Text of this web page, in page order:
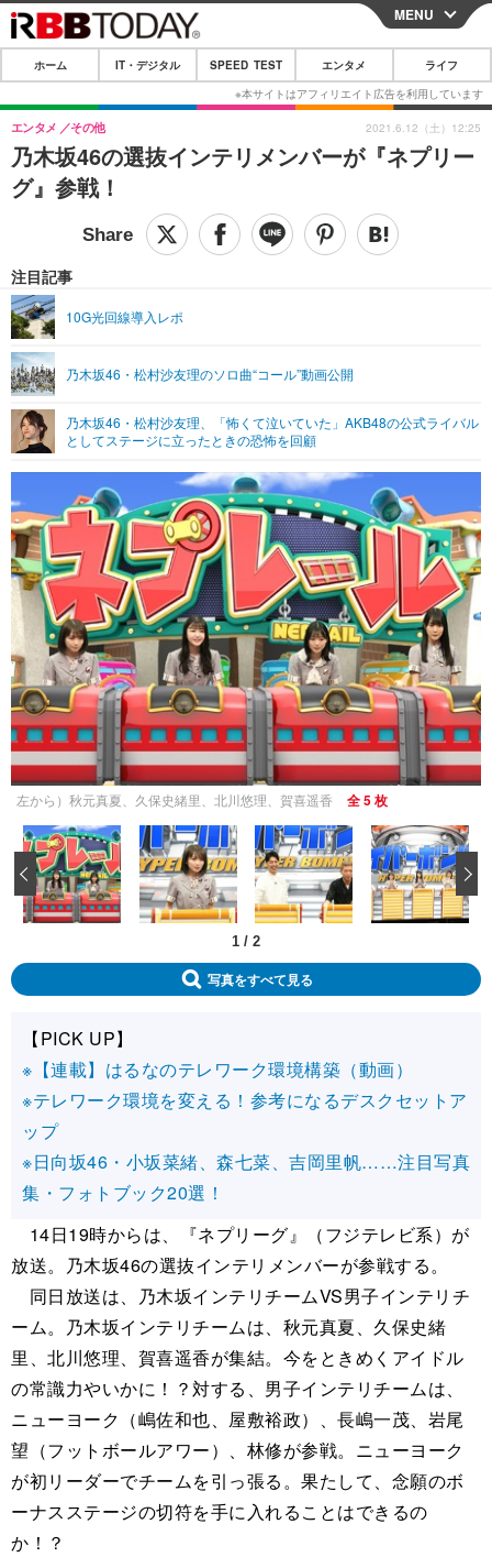
CLOSE
ホーム
IT・デジタル
IT・デジタルTOP スマートフォン
ショッピング その他
SPEED TEST
エンタメTOP 映画・ドラマ
グラビア ブログ
ショッピング その他
ライフTOP
リリース一覧
プッシュ通知の停止方法
MENU
ホーム IT・デジタル SPEED TEST エンタメ ライフ
乃木坂46の選抜インテリメンバーが『ネプリー
グ』参戦！
エンタメ その他
注目記事
10G光回線導入レポ
乃木坂46・松村沙友理のソロ曲“コール”動画公開
乃木坂46・松村沙友理、「怖くて泣いていた」AKB48の公式ライバル
としてステージに立ったときの恐怖を回顧
2021.6.12（土）12:25
左から）秋元真夏、久保史緒里、北川悠理、賀喜遥香 全 5 枚
1 / 2
‹
写真をすべて見る
【PICK UP】
※【連載】はるなのテレワーク環境構築（動画）
※テレワーク環境を変える！参考になるデスクセットア
ップ
※日向坂46・小坂菜緒、森七菜、吉岡里帆……注目写真
集・フォトブック20選！
14日19時からは、『ネプリーグ』（フジテレビ系）が
放送。乃木坂46の選抜インテリメンバーが参戦する。
同日放送は、乃木坂インテリチームVS男子インテリチ
ーム。乃木坂インテリチームは、秋元真夏、久保史緒
里、北川悠理、賀喜遥香が集結。今をときめくアイドル
の常識力やいかに！？対する、男子インテリチームは、
ニューヨーク（嶋佐和也、屋敷裕政）、長嶋一茂、岩尾
望（フットボールアワー）、林修が参戦。ニューヨーク
が初リーダーでチームを引っ張る。果たして、念願のボ
ーナスステージの切符を手に入れることはできるの
か！？